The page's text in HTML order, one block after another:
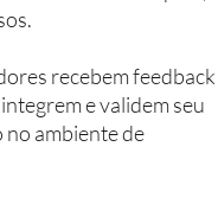
recebem feedback
e validem seu
no ambiente de